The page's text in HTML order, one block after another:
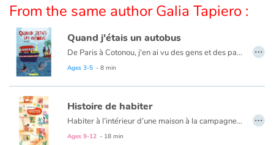
Home
Family
Schools
Libraries
Videos & Tutorials
From the same author Galia Tapiero :
Quand j'étais un autobus
De Paris à Cotonou, j'en ai vu des gens et des paysages. On n'y pense pas souvent, mais les autobus aussi, ont parfois une drôle de vie ! Car même un peu usé, il y a toujours quelqu'un qui est content de se servir de moi.
Ages 3-5 - 8 min
…
Histoire de habiter
Habiter à l’intérieur d’une maison à la campagne, d’une tente sur le bord d’un trottoir, d’une caravane sur la route…
Ages 9-12 - 18 min
…